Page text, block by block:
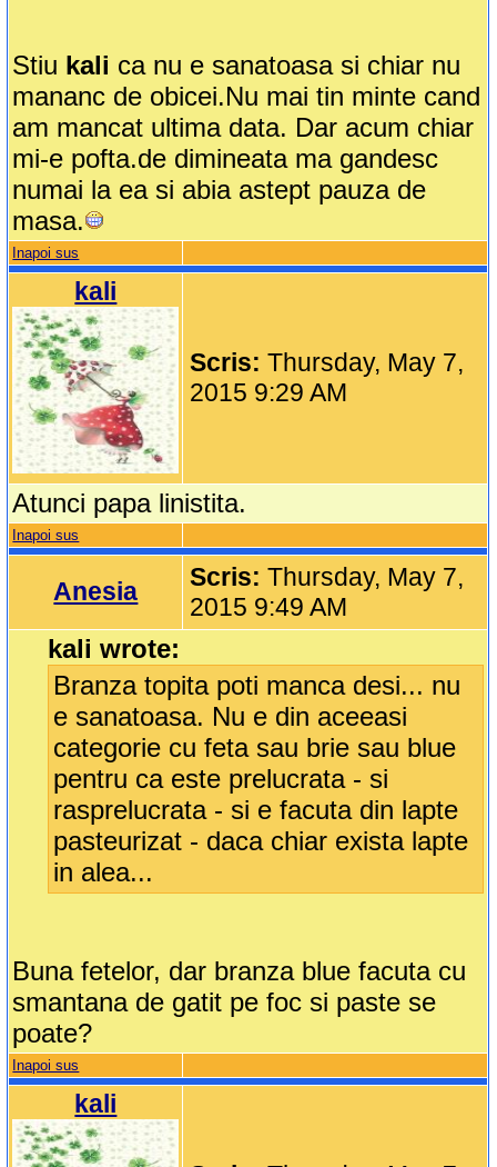
Stiu kali ca nu e sanatoasa si chiar nu
mananc de obicei.Nu mai tin minte cand
am mancat ultima data. Dar acum chiar
mi-e pofta.de dimineata ma gandesc
numai la ea si abia astept pauza de
masa.
Inapoi sus
kali
Scris:Thursday, May 7,
2015 9:29 AM
Atunci papa linistita.
Inapoi sus
Anesia Scris:Thursday, May 7,
2015 9:49 AM
kali wrote:
Branza topita poti manca desi... nu
e sanatoasa. Nu e din aceeasi
categorie cu feta sau brie sau blue
pentru ca este prelucrata - si
rasprelucrata - si e facuta din lapte
pasteurizat - daca chiar exista lapte
in alea...
Buna fetelor, dar branza blue facuta cu
smantana de gatit pe foc si paste se
poate?
Inapoi sus
kali